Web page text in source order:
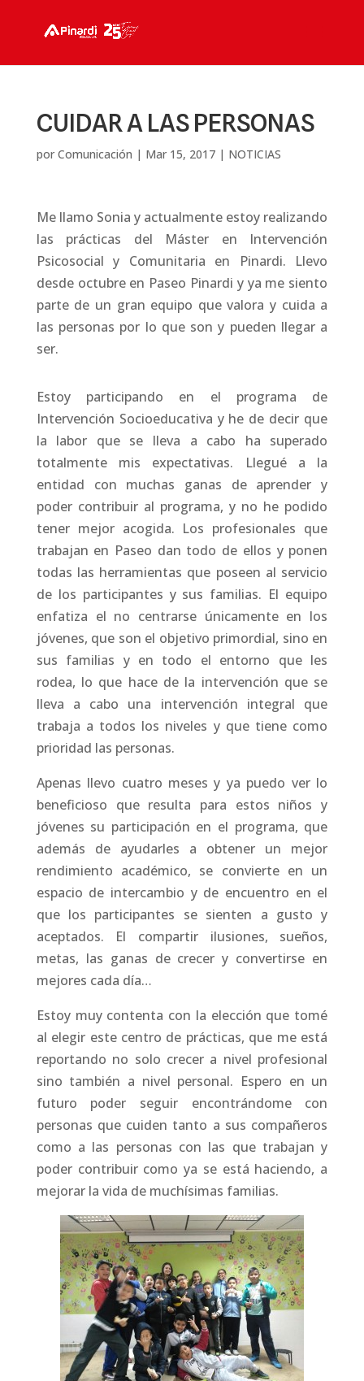
CUIDAR A LAS PERSONAS
por Comunicación | Mar 15, 2017| NOTICIAS
Me llamo Sonia y actualmente estoy realizando
las prácticas del Máster en Intervención
Psicosocial y Comunitaria en Pinardi. Llevo
desde octubre en Paseo Pinardi y ya me siento
parte de un gran equipo que valora y cuida a
las personas por lo que son y pueden llegar a
ser.
Estoy participando en el programa de
Intervención Socioeducativa y he de decir que
la labor que se lleva a cabo ha superado
totalmente mis expectativas. Llegué a la
entidad con muchas ganas de aprender y
poder contribuir al programa, y no he podido
tener mejor acogida. Los profesionales que
trabajan en Paseo dan todo de ellos y ponen
todas las herramientas que poseen al servicio
de los participantes y sus familias. El equipo
enfatiza el no centrarse únicamente en los
jóvenes, que son el objetivo primordial, sino en
sus familias y en todo el entorno que les
rodea, lo que hace de la intervención que se
lleva a cabo una intervención integral que
trabaja a todos los niveles y que tiene como
prioridad las personas.
Apenas llevo cuatro meses y ya puedo ver lo
beneficioso que resulta para estos niños y
jóvenes su participación en el programa, que
además de ayudarles a obtener un mejor
rendimiento académico, se convierte en un
espacio de intercambio y de encuentro en el
que los participantes se sienten a gusto y
aceptados. El compartir ilusiones, sueños,
metas, las ganas de crecer y convertirse en
mejores cada día…
Estoy muy contenta con la elección que tomé
al elegir este centro de prácticas, que me está
reportando no solo crecer a nivel profesional
sino también a nivel personal. Espero en un
futuro poder seguir encontrándome con
personas que cuiden tanto a sus compañeros
como a las personas con las que trabajan y
poder contribuir como ya se está haciendo, a
mejorar la vida de muchísimas familias.